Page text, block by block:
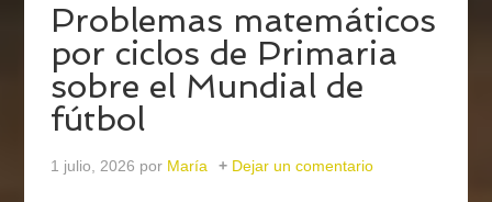
Problemas matemáticos
por ciclos de Primaria
sobre el Mundial de
fútbol
1 julio, 2026 por María Dejar un comentario